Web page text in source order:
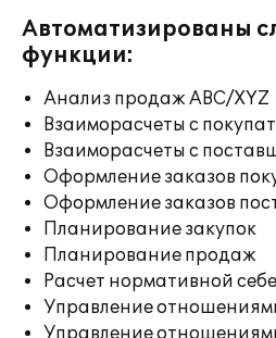
Автоматизированы
функции:
Анализ продаж ABC/XYZ
Взаиморасчеты с
Взаиморасчеты с
Оформление заказов
Оформление заказов
Планирование закупок
Планирование продаж
Расчет нормативной
Управление
Управление